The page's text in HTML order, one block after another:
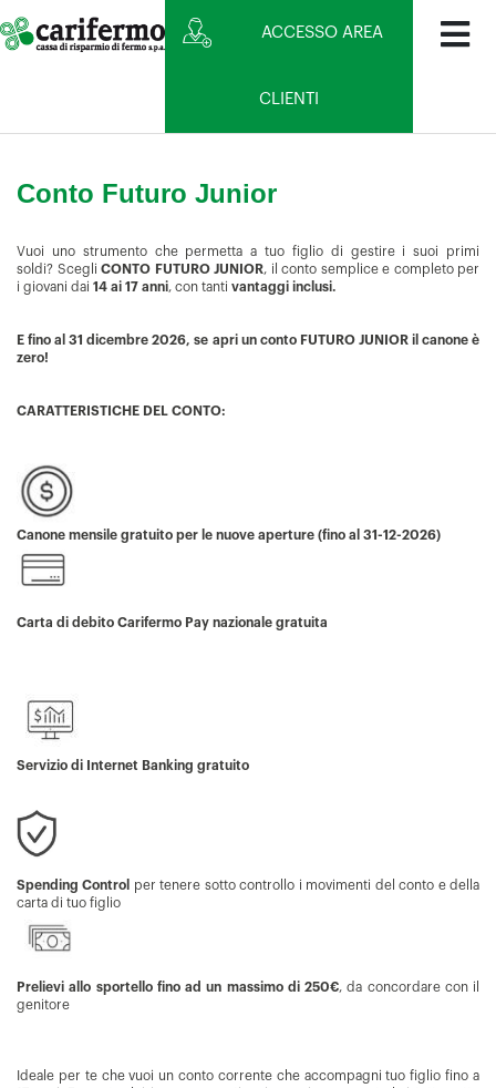
ACCESSO AREA
CLIENTI
Conto Futuro Junior
Vuoi uno strumento che permetta a tuo figlio di gestire i suoi primi
soldi? Scegli CONTO FUTURO JUNIOR, il conto semplice e completo per
i giovani dai 14 ai 17 anni, con tanti vantaggi inclusi.
E fino al 31 dicembre 2026, se apri un conto FUTURO JUNIOR il canone è
zero!
CARATTERISTICHE DEL CONTO:
Canone mensile gratuito per le nuove aperture (fino al 31-12-2026)
Carta di debito Carifermo Pay nazionale gratuita
Servizio di Internet Banking gratuito
Spending Control
per tenere sotto controllo i movimenti del conto e della
carta di tuo figlio
Prelievi allo sportello fino ad un massimo di 250€, da concordare con il
genitore
Ideale per te che vuoi un conto corrente che accompagni tuo figlio fino a